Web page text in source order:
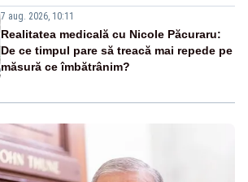
7 aug. 2026, 10:11
Realitatea medicală cu Nicole Păcuraru:
De ce timpul pare să treacă mai repede pe
măsură ce îmbătrânim?